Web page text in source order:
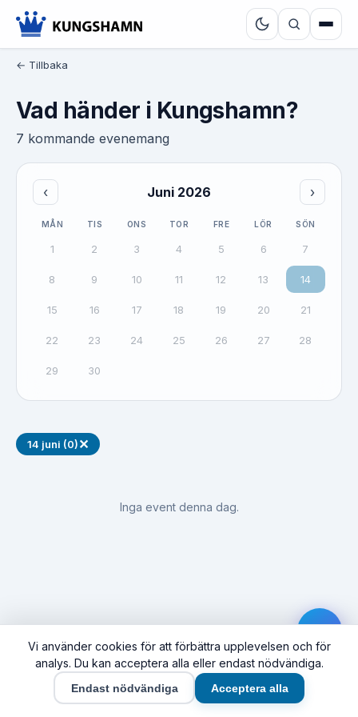
← Tillbaka
Vad händer i Kungshamn?
7 kommande evenemang
‹ Juni 2026 ›
MÅN TIS ONS TOR FRE LÖR SÖN
1 2 3 4 5 6 7
8 9 10 11 12 13 14
15 16 17 18 19 20 21
22 23 24 25 26 27 28
29 30
14 juni (0)✕
Inga event denna dag.
Vi använder cookies för att förbättra upplevelsen och för
analys. Du kan acceptera alla eller endast nödvändiga.
Endast nödvändiga Acceptera alla
Hem Synas här Företag